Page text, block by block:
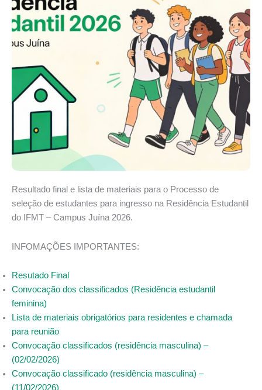
Resultado final e lista de materiais para o Processo de
seleção de estudantes para ingresso na Residência Estudantil
do IFMT – Campus Juína 2026.
INFOMAÇÕES IMPORTANTES:
Resutado Final
Convocação dos classificados (Residência estudantil
feminina)
Lista de materiais obrigatórios para residentes e chamada
para reunião
Convocação classificados (residência masculina) –
(02/02/2026)
Convocação classificado (residência masculina) –
(11/02/2026)